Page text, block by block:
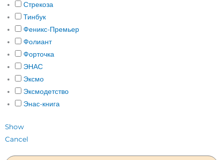
Стрекоза
Тинбук
Феникс-Премьер
Фолиант
Форточка
ЭНАС
Эксмо
Эксмодетство
Энас-книга
Show
Cancel